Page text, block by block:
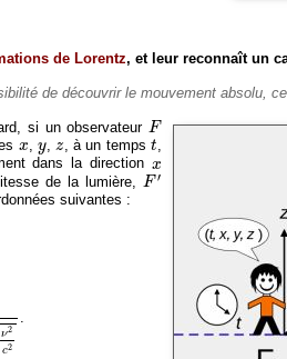
de Lorentz, et leur reconnaît un
de découvrir le mouvement absolu,
si un observateurF
F
x
x,y
y,z
z, à un temps t
t ,
dans la direction x
x
de la lumière,F ′
F′
suivantes :
ν2
c2